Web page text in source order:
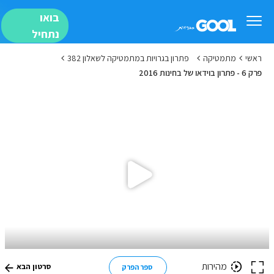
בואו
נתחיל
ראשי מתמטיקה
פתרון בגרויות במתמטיקה לשאלון 382
פרק 6 - פתרון בוידאו של בחינות 2016
מהירות ספר הפרק סרטון הבא